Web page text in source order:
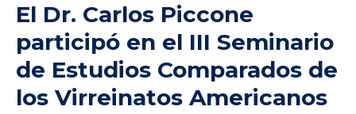
El Dr. Carlos Piccone
participó en el III Seminario
de Estudios Comparados de
los Virreinatos Americanos